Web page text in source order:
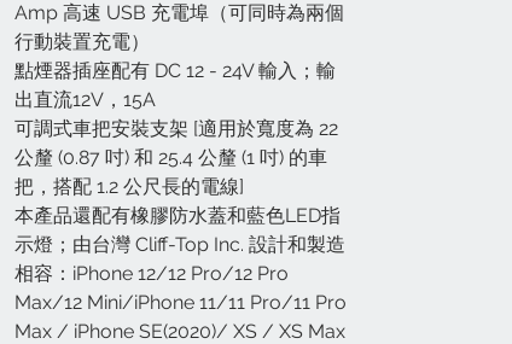
Amp 高速 USB 充電埠（可同時為兩個
行動裝置充電）
點煙器插座配有 DC 12 - 24V 輸入；輸
出直流12V，15A
可調式車把安裝支架 [適用於寬度為 22
公釐 (0.87 吋) 和 25.4 公釐 (1 吋) 的車
把，搭配 1.2 公尺長的電線]
本產品還配有橡膠防水蓋和藍色LED指
示燈；由台灣 Cliff-Top Inc. 設計和製造
相容：iPhone 12/12 Pro/12 Pro
Max/12 Mini/iPhone 11/11 Pro/11 Pro
Max / iPhone SE(2020)/ XS / XS Max